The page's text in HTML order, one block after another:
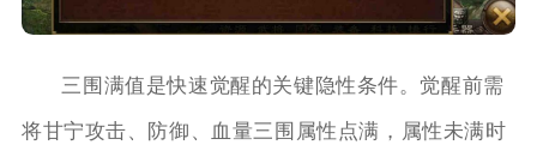
三围满值是快速觉醒的关键隐性条件。觉醒前需
将甘宁攻击、防御、血量三围属性点满，属性未满时